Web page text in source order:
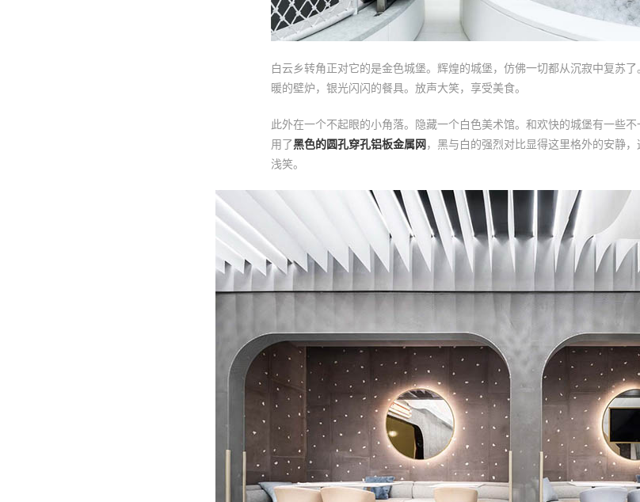
白云乡转角正对它的是金色城堡。辉煌的城堡，仿佛一切都从沉寂中复苏
暖的壁炉，银光闪闪的餐具。放声大笑，享受美食。
此外在一个不起眼的小角落。隐藏一个白色美术馆。和欢快的城堡有一些
用了黑色的圆孔穿孔铝板金属网，黑与白的强烈对比显得这里格外的安静
浅笑。